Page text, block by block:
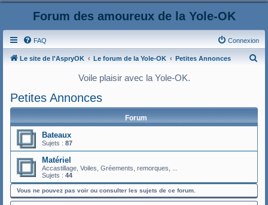
Forum des amoureux de la Yole-OK
FAQ Connexion
Le site de l'AspryOK Le forum de la Yole-OK Petites Annonces
Voile plaisir avec la Yole-OK.
Petites Annonces
Forum
Bateaux
Sujets : 87
Matériel
Accastillage, Voiles, Gréements, remorques, ...
Sujets : 44
Vous ne pouvez pas voir ou consulter les sujets de ce forum.